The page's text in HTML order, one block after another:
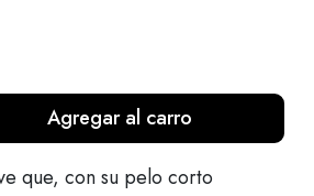
Agregar al carro
que, con su pelo corto